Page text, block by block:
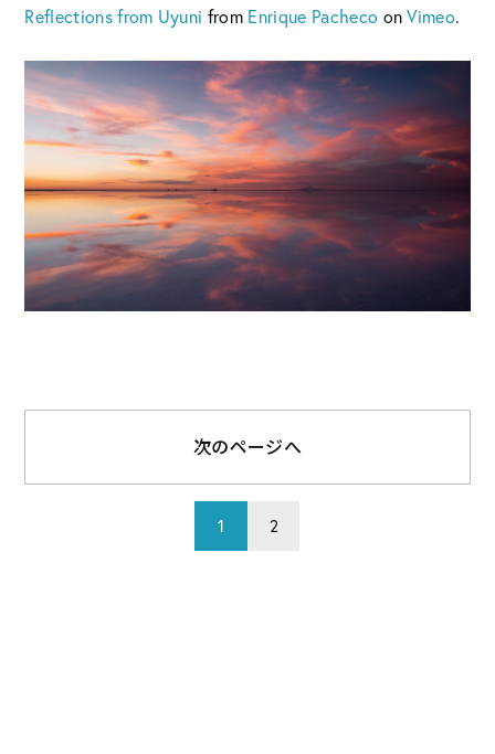
Reflections from Uyuni from Enrique Pacheco onVimeo.
1 2
次のページへ